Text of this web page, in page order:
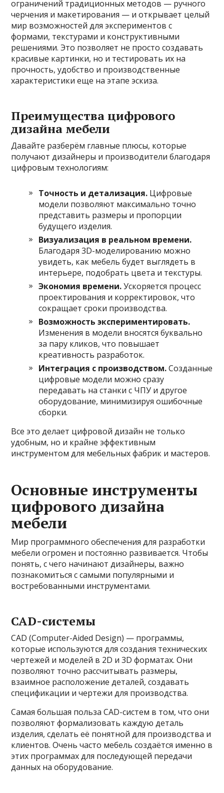
ограничений традиционных методов — ручного
черчения и макетирования — и открывает целый
мир возможностей для экспериментов с
формами, текстурами и конструктивными
решениями. Это позволяет не просто создавать
красивые картинки, но и тестировать их на
прочность, удобство и производственные
характеристики еще на этапе эскиза.
Преимущества цифрового
дизайна мебели
Давайте разберём главные плюсы, которые
получают дизайнеры и производители благодаря
цифровым технологиям:
Точность и детализация. Цифровые
модели позволяют максимально точно
представить размеры и пропорции
будущего изделия.
Визуализация в реальном времени.
Благодаря 3D-моделированию можно
увидеть, как мебель будет выглядеть в
интерьере, подобрать цвета и текстуры.
Экономия времени.Ускоряется процесс
проектирования и корректировок, что
сокращает сроки производства.
Возможность экспериментировать.
Изменения в модели вносятся буквально
за пару кликов, что повышает
креативность разработок.
Интеграция с производством.Созданные
цифровые модели можно сразу
передавать на станки с ЧПУ и другое
оборудование, минимизируя ошибочные
сборки.
Все это делает цифровой дизайн не только
удобным, но и крайне эффективным
инструментом для мебельных фабрик и мастеров.
Основные инструменты
цифрового дизайна
мебели
Мир программного обеспечения для разработки
мебели огромен и постоянно развивается. Чтобы
понять, с чего начинают дизайнеры, важно
познакомиться с самыми популярными и
востребованными инструментами.
CAD-системы
CAD (Computer-Aided Design) — программы,
которые используются для создания технических
чертежей и моделей в 2D и 3D форматах. Они
позволяют точно рассчитывать размеры,
взаимное расположение деталей, создавать
спецификации и чертежи для производства.
Самая большая польза CAD-систем в том, что они
позволяют формализовать каждую деталь
изделия, сделать её понятной для производства и
клиентов. Очень часто мебель создаётся именно в
этих программах для последующей передачи
данных на оборудование.